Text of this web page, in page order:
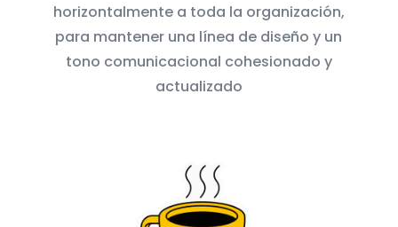
horizontalmente a toda la organización,
para mantener una línea de diseño y un
tono comunicacional cohesionado y
actualizado